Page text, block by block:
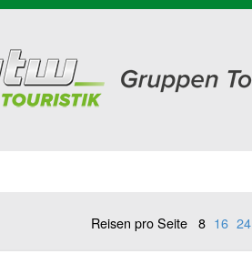
Reisen pro Seite 8 16 24